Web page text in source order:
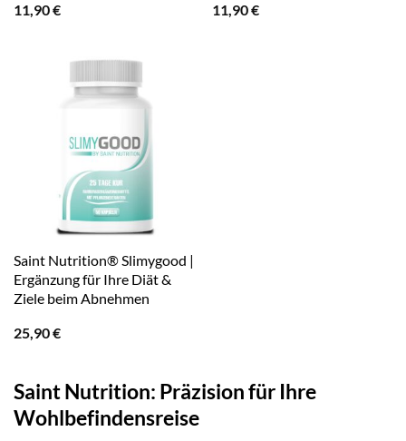
11,90€
11,90€
Saint Nutrition® Slimygood |
Ergänzung für Ihre Diät &
Ziele beim Abnehmen
25,90€
Saint Nutrition: Präzision für Ihre
Wohlbefindensreise